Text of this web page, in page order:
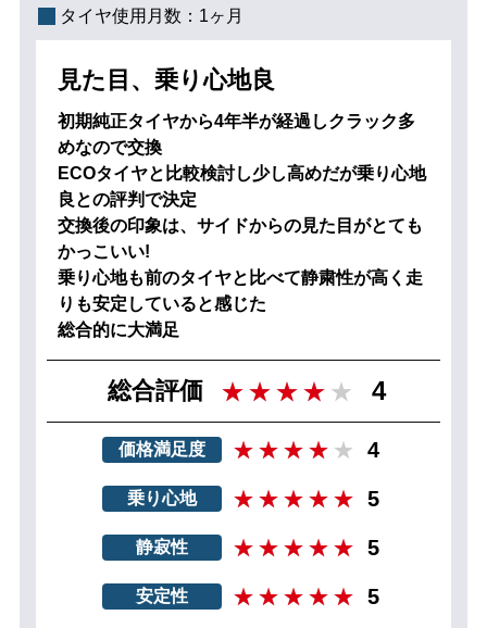
タイヤ使用月数： 1ヶ月
見た目、乗り心地良
初期純正タイヤから4年半が経過しクラック多
めなので交換
ECOタイヤと比較検討し少し高めだが乗り心地
良との評判で決定
交換後の印象は、サイドからの見た目がとても
かっこいい!
乗り心地も前のタイヤと比べて静粛性が高く走
りも安定していると感じた
総合的に大満足
総合評価 4
価格満足度 4
乗り心地 5
静寂性 5
安定性 5